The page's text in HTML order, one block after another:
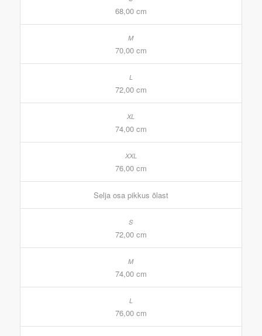
68,00 cm
70,00 cm
72,00 cm
74,00 cm
76,00 cm
Selja osa pikkus õlast
72,00 cm
74,00 cm
76,00 cm